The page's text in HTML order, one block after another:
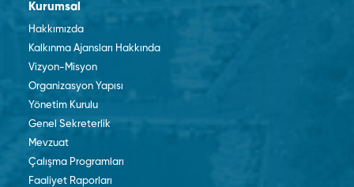
Kurumsal
Hakkımızda
Kalkınma Ajansları Hakkında
Vizyon-Misyon
Organizasyon Yapısı
Yönetim Kurulu
Genel Sekreterlik
Mevzuat
Çalışma Programları
Faaliyet Raporları